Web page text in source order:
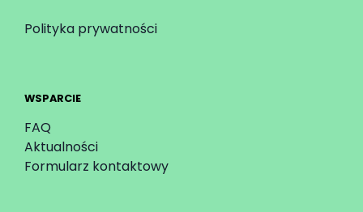
Polityka prywatności
WSPARCIE
FAQ
Aktualności
Formularz kontaktowy